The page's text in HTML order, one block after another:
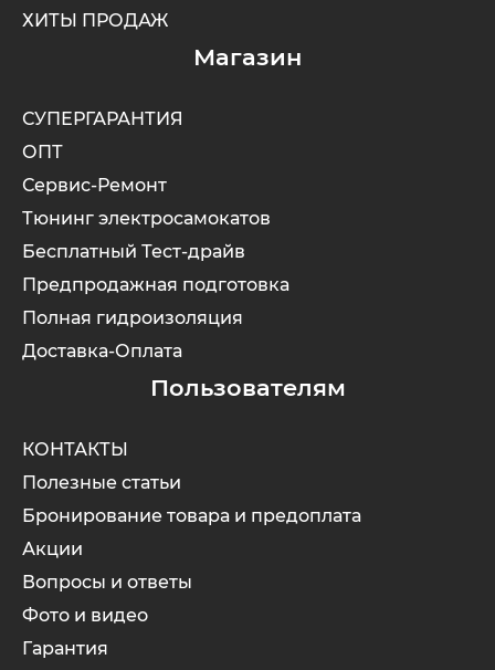
ХИТЫ ПРОДАЖ
Магазин
СУПЕРГАРАНТИЯ
ОПТ
Сервис-Ремонт
Тюнинг электросамокатов
Бесплатный Тест-драйв
Предпродажная подготовка
Полная гидроизоляция
Доставка-Оплата
Пользователям
КОНТАКТЫ
Полезные статьи
Бронирование товара и предоплата
Акции
Вопросы и ответы
Фото и видео
Гарантия